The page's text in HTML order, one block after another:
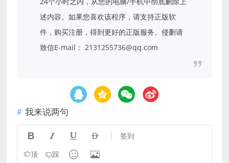
述内容。如果您喜欢该程序，请支持正版软
件，购买注册，得到更好的正版服务。侵删请
致信E-mail： 2131255736@qq.com
我来说两句
    签到
顶 踩  